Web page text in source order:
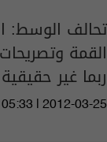
تحالف الوسط:
القمة
ربما غير حقيقية
05:33 | 2012-03-25